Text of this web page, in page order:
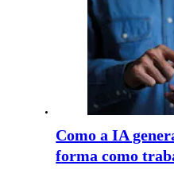
Como a IA
forma como